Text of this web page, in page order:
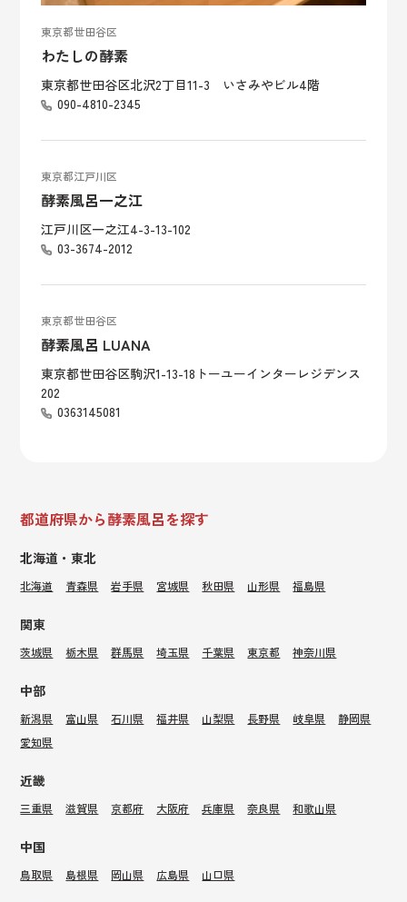
東京都世田谷区
わたしの酵素
東京都世田谷区北沢2丁目11-3 いさみやビル4階
090-4810-2345
東京都江戸川区
酵素風呂一之江
江戸川区一之江4-3-13-102
03-3674-2012
東京都世田谷区
酵素風呂 LUANA
東京都世田谷区駒沢1-13-18トーユーインターレジデンス
202
0363145081
都道府県から酵素風呂を探す
北海道・東北
北海道 青森県 岩手県 宮城県 秋田県 山形県 福島県
関東
茨城県 栃木県 群馬県 埼玉県 千葉県 東京都 神奈川県
中部
新潟県 富山県 石川県 福井県 山梨県 長野県 岐阜県
静岡県
愛知県
近畿
三重県 滋賀県 京都府 大阪府 兵庫県 奈良県 和歌山県
中国
鳥取県 島根県 岡山県 広島県 山口県